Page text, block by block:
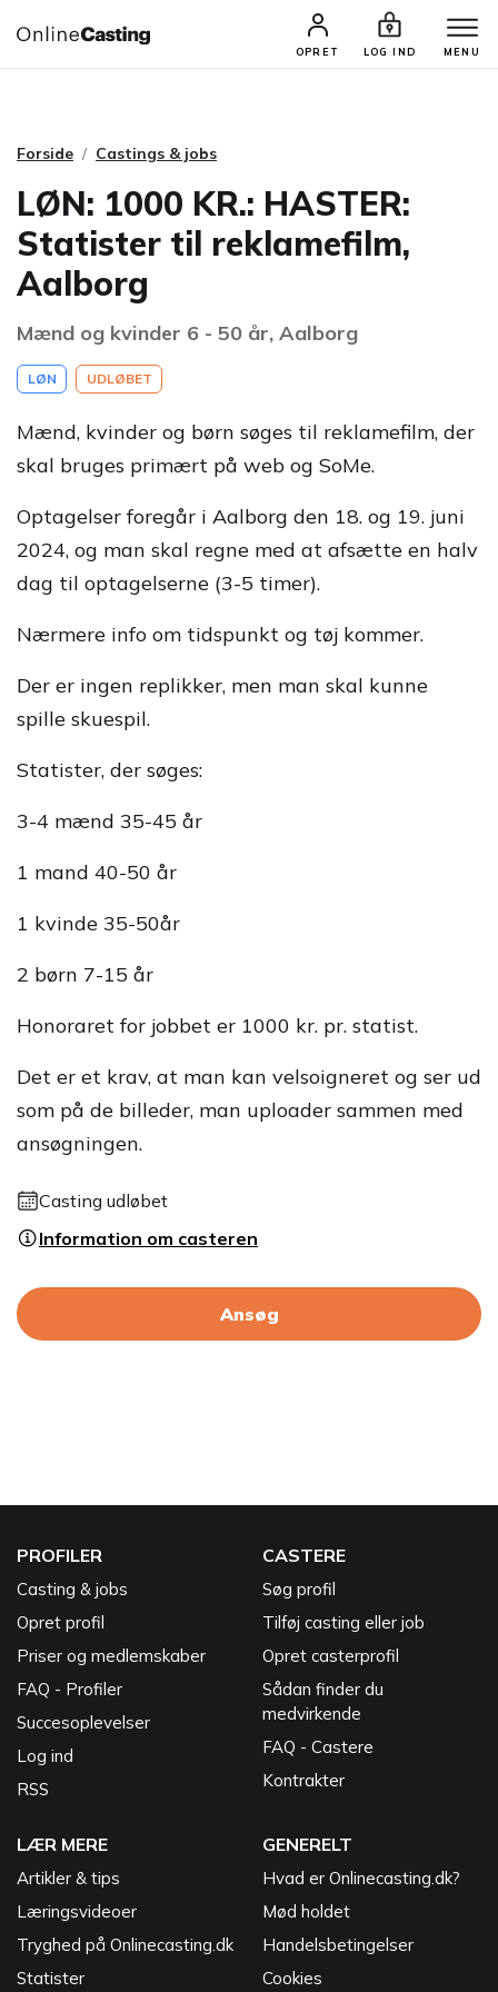
OPRET LOG IND MENU
CASTINGS & JOBS SØG PROFIL
Forside Castings & jobs
LØN: 1000 KR.: HASTER:
Statister til reklamefilm,
Aalborg
Mænd og kvinder 6 - 50 år, Aalborg
LØN UDLØBET
Mænd, kvinder og børn søges til reklamefilm, der
skal bruges primært på web og SoMe.
Optagelser foregår i Aalborg den 18. og 19. juni
2024, og man skal regne med at afsætte en halv
dag til optagelserne (3-5 timer).
Nærmere info om tidspunkt og tøj kommer.
Der er ingen replikker, men man skal kunne
spille skuespil.
Statister, der søges:
3-4 mænd 35-45 år
1 mand 40-50 år
1 kvinde 35-50år
2 børn 7-15 år
Honoraret for jobbet er 1000 kr. pr. statist.
Det er et krav, at man kan velsoigneret og ser ud
som på de billeder, man uploader sammen med
ansøgningen.
Casting udløbet
Information om casteren
Ansøg
PROFILER
Casting & jobs
Opret profil
Priser og medlemskaber
FAQ - Profiler
Succesoplevelser
Log ind
RSS
CASTERE
Søg profil
Tilføj casting eller job
Opret casterprofil
Sådan finder du
medvirkende
FAQ - Castere
Kontrakter
LÆR MERE
Artikler & tips
Læringsvideoer
Tryghed på Onlinecasting.dk
Statister
GENERELT
Hvad er Onlinecasting.dk?
Mød holdet
Handelsbetingelser
Cookies